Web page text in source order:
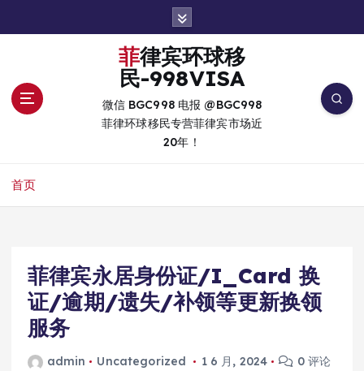
菲律宾环球移
民-998VISA
微信 BGC998 电报 @BGC998
菲律环球移民专营菲律宾市场近
20年！
首页
菲律宾永居身份证/I_Card 换
证/逾期/遗失/补领等更新换领
服务
admin Uncategorized 1 6 月, 2024 0 评论